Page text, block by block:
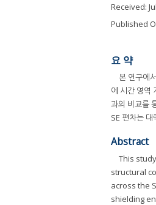
Received:
Published
요 약
본 연구에
에 시간 영역
과의 비교를
SE 편차는
Abstract
This
structural
across the
shielding